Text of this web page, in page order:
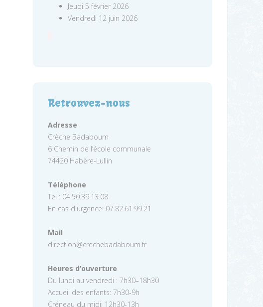
Jeudi 5 février 2026
Vendredi 12 juin 2026
Retrouvez-nous
Adresse
Crèche Badaboum
6 Chemin de l’école communale
74420 Habère-Lullin
Téléphone
Tel : 04.50.39.13.08
En cas d'urgence: 07.82.61.99.21
Mail
direction@crechebadaboum.fr
Heures d’ouverture
Du lundi au vendredi : 7h30–18h30
Accueil des enfants: 7h30-9h
Créneau du midi: 12h30-13h